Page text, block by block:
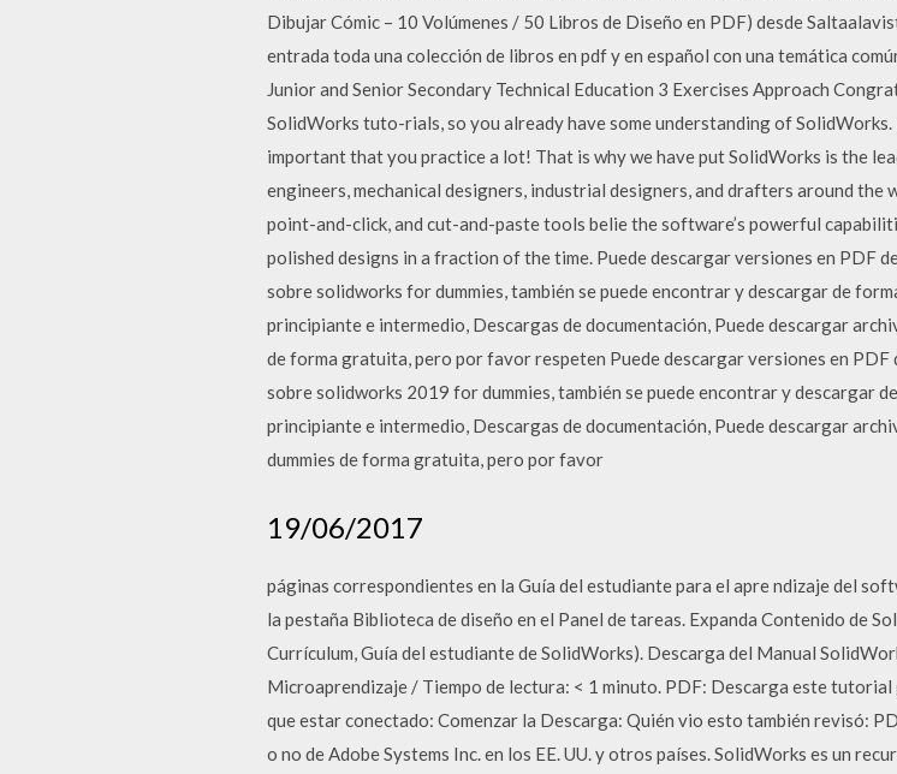
Dibujar Cómic – 10 Volúmenes / 50 Libros de Diseño en PDF) desde
entrada toda una colección de libros en pdf y en español con una temática
Junior and Senior Secondary Technical Education 3 Exercises Approach
SolidWorks tuto-rials, so you already have some understanding of
important that you practice a lot! That is why we have put SolidWorks is the
engineers, mechanical designers, industrial designers, and drafters around
point-and-click, and cut-and-paste tools belie the software’s powerful
polished designs in a fraction of the time. Puede descargar versiones en PDF
sobre solidworks for dummies, también se puede encontrar y descargar de
principiante e intermedio, Descargas de documentación, Puede descargar
de forma gratuita, pero por favor respeten Puede descargar versiones en
sobre solidworks 2019 for dummies, también se puede encontrar y descargar
principiante e intermedio, Descargas de documentación, Puede descargar
dummies de forma gratuita, pero por favor
19/06/2017
páginas correspondientes en la Guía del estudiante para el apre ndizaje del
la pestaña Biblioteca de diseño en el Panel de tareas. Expanda Contenido de
Currículum, Guía del estudiante de SolidWorks). Descarga del Manual
Microaprendizaje / Tiempo de lectura: < 1 minuto. PDF: Descarga este
que estar conectado: Comenzar la Descarga: Quién vio esto también revisó:
o no de Adobe Systems Inc. en los EE. UU. y otros países. SolidWorks es un